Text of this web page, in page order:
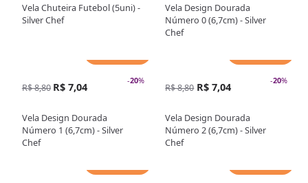
Vela Chuteira Futebol (5uni) -
Silver Chef
Vela Design Dourada
Número 0 (6,7cm) - Silver
Chef
-20%
R$ 8,80 R$ 7,04
Vela Design Dourada
Número 1 (6,7cm) - Silver
Chef
-20%
R$ 8,80 R$ 7,04
Vela Design Dourada
Número 2 (6,7cm) - Silver
Chef